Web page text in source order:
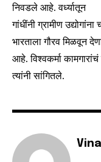
6,300
Fans
निवडले आहे. वर्ध्यातून
गांधींनी ग्रामीण
भारताला गौरव मिळवून
आहे. विश्वकर्मा
त्यांनी सांगितले.